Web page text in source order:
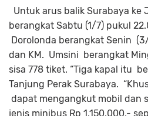
Untuk arus balik Surabaya ke
berangkat Sabtu (1/7) pukul
Dorolonda berangkat Senin
dan KM. Umsini berangkat
sisa 778 tiket. “Tiga kapal itu
Tanjung Perak Surabaya.
dapat mengangkut mobil dan
jenis minibus Rp 1.150.000,-